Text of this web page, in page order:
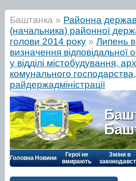
Баштанка » Районна
(начальника) районної
голови 2014 року » Липень
визначення відповідальної
у відділі містобудування,
комунального
райдержадміністрації
Головна Новини
Герої не
вмирають
Зміни в